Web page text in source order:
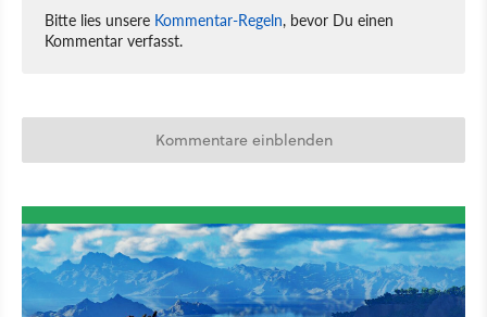
Bitte lies unsere Kommentar-Regeln, bevor Du einen
Kommentar verfasst.
Kommentare einblenden